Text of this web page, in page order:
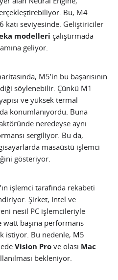
Bu, M4
katı seviyesinde. Geliştiriciler
modelleri çalıştırmada
geliyor.
M5’in bu başarısının
söylenebilir. Çünkü M1
ve yüksek termal
konumlanıyordu. Buna
neredeyse aynı
sergiliyor. Bu da,
masaüstü işlemci
gösteriyor.
işlemci tarafında rekabeti
Şirket, Intel ve
nesil PC işlemcileriyle
watt başına performans
istiyor. Bu nedenle, M5
Vision Pro ve olası Mac
bekleniyor.